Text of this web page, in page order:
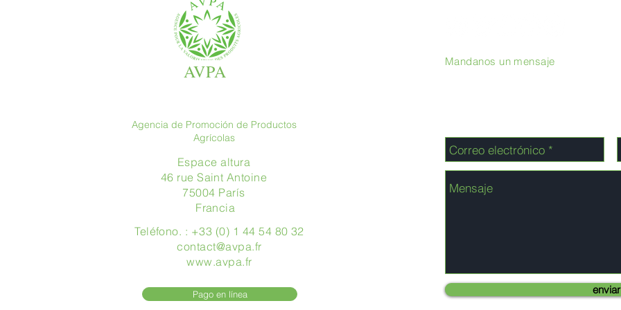
AVPA
Agencia de Promoción de Productos
Agrícolas
Espace altura
46 rue Saint Antoine
75004 París
​ Francia
Teléfono. : +33 (0) 1 44 54 80 32
contact@avpa.fr
www.avpa.fr
Pago en línea
Mandanos un mensaje